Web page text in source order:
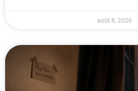
août 8, 2026